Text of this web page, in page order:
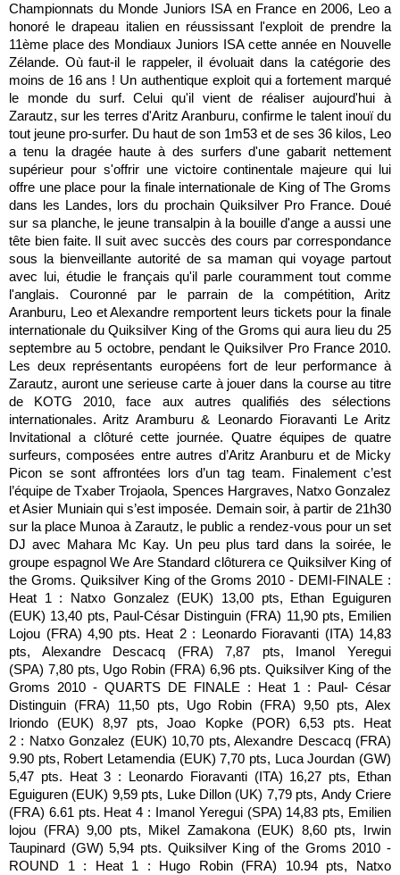
Championnats du Monde Juniors ISA en France en 2006, Leo a
honoré le drapeau italien en réussissant l'exploit de prendre la
11ème place des Mondiaux Juniors ISA cette année en Nouvelle
Zélande. Où faut-il le rappeler, il évoluait dans la catégorie des
moins de 16 ans ! Un authentique exploit qui a fortement marqué
le monde du surf. Celui qu'il vient de réaliser aujourd'hui à
Zarautz, sur les terres d'Aritz Aranburu, confirme le talent inouï du
tout jeune pro-surfer. Du haut de son 1m53 et de ses 36 kilos, Leo
a tenu la dragée haute à des surfers d'une gabarit nettement
supérieur pour s'offrir une victoire continentale majeure qui lui
offre une place pour la finale internationale de King of The Groms
dans les Landes, lors du prochain Quiksilver Pro France. Doué
sur sa planche, le jeune transalpin à la bouille d'ange a aussi une
tête bien faite. Il suit avec succès des cours par correspondance
sous la bienveillante autorité de sa maman qui voyage partout
avec lui, étudie le français qu'il parle couramment tout comme
l'anglais. Couronné par le parrain de la compétition, Aritz
Aranburu, Leo et Alexandre remportent leurs tickets pour la finale
internationale du Quiksilver King of the Groms qui aura lieu du 25
septembre au 5 octobre, pendant le Quiksilver Pro France 2010.
Les deux représentants européens fort de leur performance à
Zarautz, auront une serieuse carte à jouer dans la course au titre
de KOTG 2010, face aux autres qualifiés des sélections
internationales. Aritz Aramburu & Leonardo Fioravanti Le Aritz
Invitational a clôturé cette journée. Quatre équipes de quatre
surfeurs, composées entre autres d’Aritz Aranburu et de Micky
Picon se sont affrontées lors d’un tag team. Finalement c’est
l’équipe de Txaber Trojaola, Spences Hargraves, Natxo Gonzalez
et Asier Muniain qui s’est imposée. Demain soir, à partir de 21h30
sur la place Munoa à Zarautz, le public a rendez-vous pour un set
DJ avec Mahara Mc Kay. Un peu plus tard dans la soirée, le
groupe espagnol We Are Standard clôturera ce Quiksilver King of
the Groms. Quiksilver King of the Groms 2010 - DEMI-FINALE :
Heat 1 : Natxo Gonzalez (EUK) 13,00 pts, Ethan Eguiguren
(EUK) 13,40 pts, Paul-César Distinguin (FRA) 11,90 pts, Emilien
Lojou (FRA) 4,90 pts. Heat 2 : Leonardo Fioravanti (ITA) 14,83
pts, Alexandre Descacq (FRA) 7,87 pts, Imanol Yeregui
(SPA) 7,80 pts, Ugo Robin (FRA) 6,96 pts. Quiksilver King of the
Groms 2010 - QUARTS DE FINALE : Heat 1 : Paul- César
Distinguin (FRA) 11,50 pts, Ugo Robin (FRA) 9,50 pts, Alex
Iriondo (EUK) 8,97 pts, Joao Kopke (POR) 6,53 pts. Heat
2 : Natxo Gonzalez (EUK) 10,70 pts, Alexandre Descacq (FRA)
9.90 pts, Robert Letamendia (EUK) 7,70 pts, Luca Jourdan (GW)
5,47 pts. Heat 3 : Leonardo Fioravanti (ITA) 16,27 pts, Ethan
Eguiguren (EUK) 9,59 pts, Luke Dillon (UK) 7,79 pts, Andy Criere
(FRA) 6.61 pts. Heat 4 : Imanol Yeregui (SPA) 14,83 pts, Emilien
lojou (FRA) 9,00 pts, Mikel Zamakona (EUK) 8,60 pts, Irwin
Taupinard (GW) 5,94 pts. Quiksilver King of the Groms 2010 -
ROUND 1 : Heat 1 : Hugo Robin (FRA) 10.94 pts, Natxo